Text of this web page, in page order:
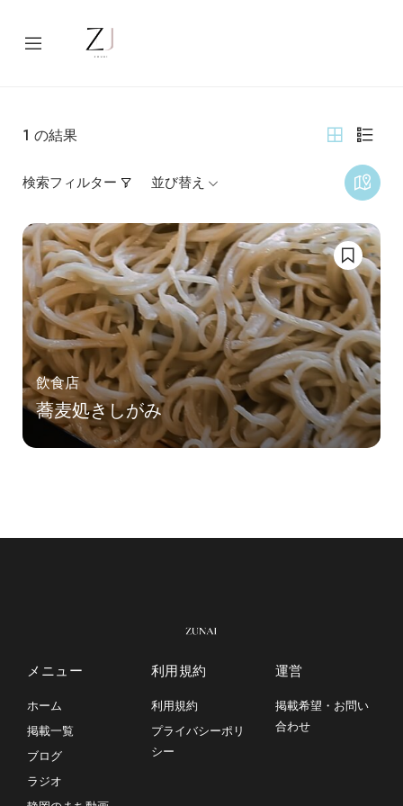
1 の結果
検索フィルター 並び替え
飲食店
蕎麦処きしがみ
メニュー
ホーム
掲載一覧
ブログ
ラジオ
利用規約
利用規約
プライバシーポリ
シー
運営
掲載希望・お問い
合わせ